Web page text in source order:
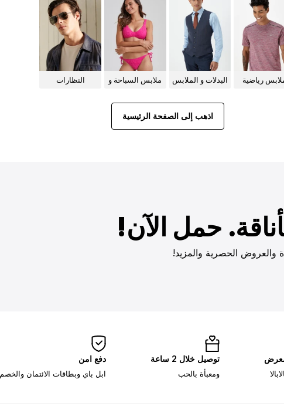
رياضية
البدلات و الملابس
ملابس السباحة و
النظارات
اذهب إلى الصفحة الرئيسية
حمل الآن!
والعروض الحصرية والمزيد!
توصيل خلال 2 ساعة
ومعبأة بالحب
دفع امن
ابل باي وبطاقات الائتمان والخصم